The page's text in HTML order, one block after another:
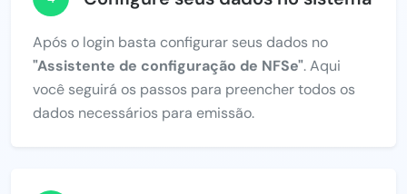
Após o login basta configurar seus dados no
"Assistente de configuração de NFSe". Aqui
você seguirá os passos para preencher todos os
dados necessários para emissão.